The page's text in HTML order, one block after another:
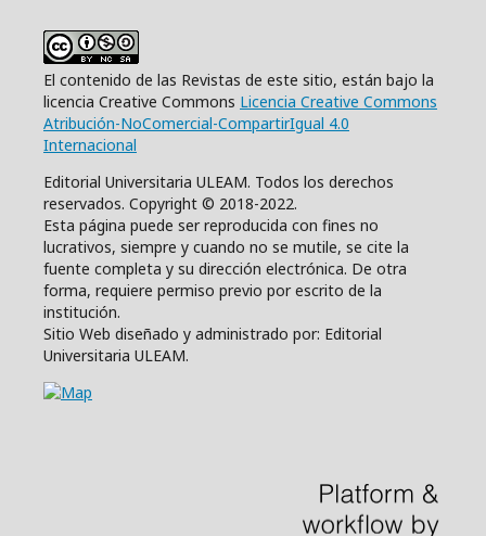
El contenido de las Revistas de este sitio, están bajo la
licencia Creative Commons Licencia Creative Commons
Atribución-NoComercial-CompartirIgual 4.0
Internacional
Editorial Universitaria ULEAM. Todos los derechos
reservados. Copyright © 2018-2022.
Esta página puede ser reproducida con fines no
lucrativos, siempre y cuando no se mutile, se cite la
fuente completa y su dirección electrónica. De otra
forma, requiere permiso previo por escrito de la
institución.
Sitio Web diseñado y administrado por: Editorial
Universitaria ULEAM.